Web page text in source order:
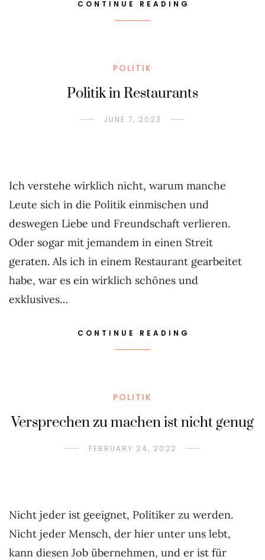
CONTINUE READING
POLITIK
Politik in Restaurants
JUNE 7, 2023
Ich verstehe wirklich nicht, warum manche
Leute sich in die Politik einmischen und
deswegen Liebe und Freundschaft verlieren.
Oder sogar mit jemandem in einen Streit
geraten. Als ich in einem Restaurant gearbeitet
habe, war es ein wirklich schönes und
exklusives…
CONTINUE READING
POLITIK
Versprechen zu machen ist nicht genug
FEBRUARY 24, 2022
Nicht jeder ist geeignet, Politiker zu werden.
Nicht jeder Mensch, der hier unter uns lebt,
kann diesen Job übernehmen, und er ist für